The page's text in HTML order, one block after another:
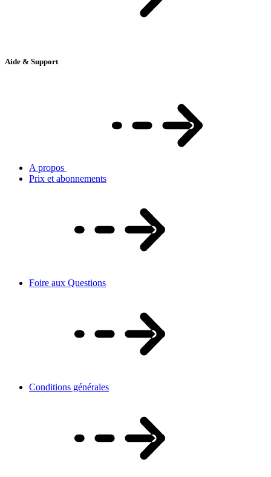
Aide & Support
A propos
Prix et abonnements
Foire aux Questions
Conditions générales